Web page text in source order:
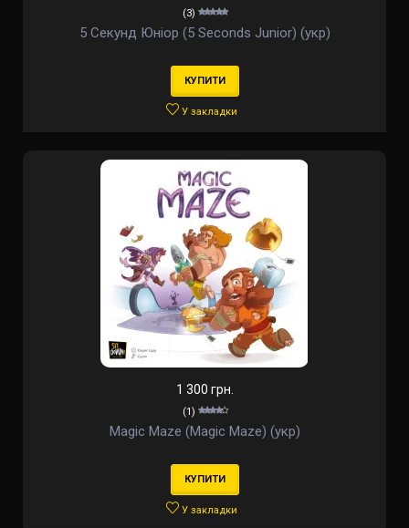
(3)
5 Секунд Юніор (5 Seconds Junior) (укр)
КУПИТИ
У закладки
1 300 грн.
(1)
Magic Maze (Magic Maze) (укр)
КУПИТИ
У закладки